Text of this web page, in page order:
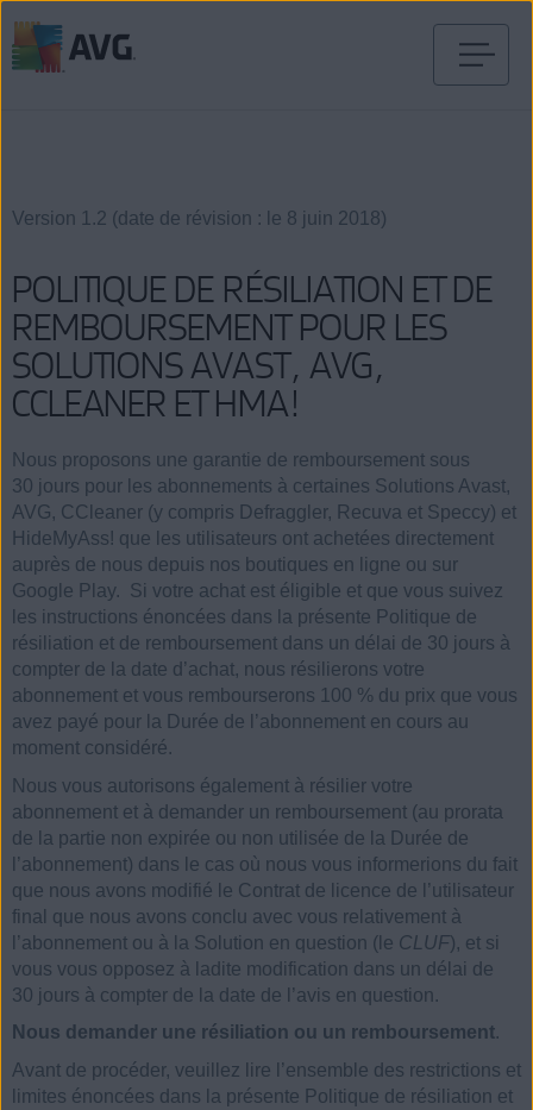
Version 1.2 (date de révision : le 8 juin 2018)
POLITIQUE DE RÉSILIATION ET DE
REMBOURSEMENT POUR LES
SOLUTIONS AVAST, AVG,
CCLEANER ET HMA!
Nous proposons une garantie de remboursement sous
30 jours pour les abonnements à certaines Solutions Avast,
AVG, CCleaner (y compris Defraggler, Recuva et Speccy) et
HideMyAss! que les utilisateurs ont achetées directement
auprès de nous depuis nos boutiques en ligne ou sur
Google Play. Si votre achat est éligible et que vous suivez
les instructions énoncées dans la présente Politique de
résiliation et de remboursement dans un délai de 30 jours à
compter de la date d’achat, nous résilierons votre
abonnement et vous rembourserons 100 % du prix que vous
avez payé pour la Durée de l’abonnement en cours au
moment considéré.
Nous vous autorisons également à résilier votre
abonnement et à demander un remboursement (au prorata
de la partie non expirée ou non utilisée de la Durée de
l’abonnement) dans le cas où nous vous informerions du fait
que nous avons modifié le Contrat de licence de l’utilisateur
final que nous avons conclu avec vous relativement à
l’abonnement ou à la Solution en question (le CLUF), et si
vous vous opposez à ladite modification dans un délai de
30 jours à compter de la date de l’avis en question.
Nous demander une résiliation ou un remboursement.
Avant de procéder, veuillez lire l’ensemble des restrictions et
limites énoncées dans la présente Politique de résiliation et